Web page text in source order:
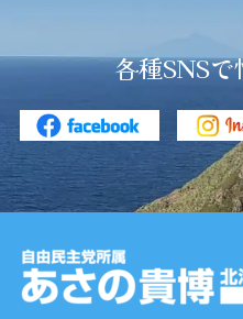
各種SNS